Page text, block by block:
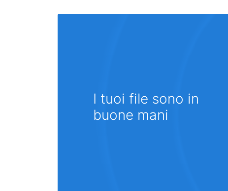
I tuoi file sono in
buone mani